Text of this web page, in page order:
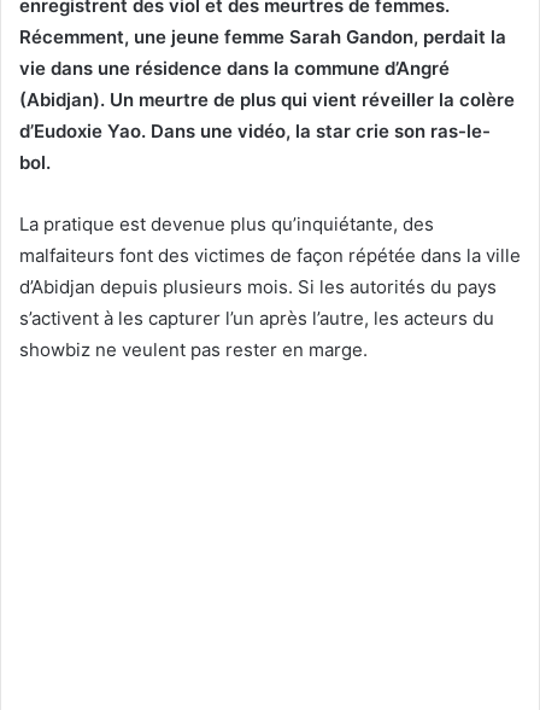
enregistrent des viol et des meurtres de femmes.
Récemment, une jeune femme Sarah Gandon, perdait la
vie dans une résidence dans la commune d’Angré
(Abidjan). Un meurtre de plus qui vient réveiller la colère
d’Eudoxie Yao. Dans une vidéo, la star crie son ras-le-
bol.
La pratique est devenue plus qu’inquiétante, des
malfaiteurs font des victimes de façon répétée dans la ville
d’Abidjan depuis plusieurs mois. Si les autorités du pays
s’activent à les capturer l’un après l’autre, les acteurs du
showbiz ne veulent pas rester en marge.